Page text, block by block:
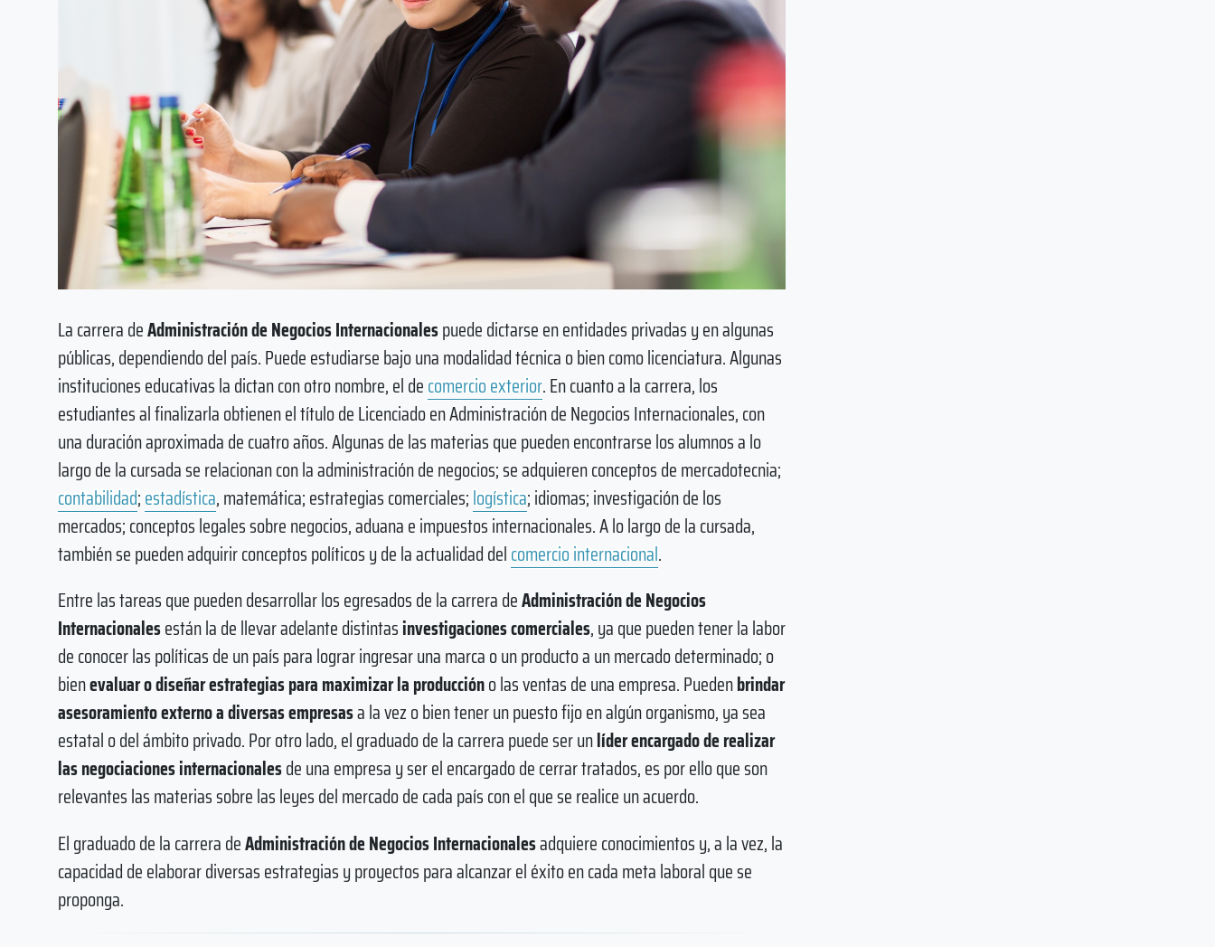
La carrera deAdministración de Negocios Internacionalespuede dictarse en entidades privadas y en algunas
públicas, dependiendo del país. Puede estudiarse bajo una modalidad técnica o bien como licenciatura. Algunas
instituciones educativas la dictan con otro nombre, el decomercio exterior. En cuanto a la carrera, los
estudiantes al finalizarla obtienen el título de Licenciado en Administración de Negocios Internacionales, con
una duración aproximada de cuatro años. Algunas de las materias que pueden encontrarse los alumnos a lo
largo de la cursada se relacionan con la administración de negocios; se adquieren conceptos de mercadotecnia;
contabilidad;estadística, matemática; estrategias comerciales;logística; idiomas; investigación de los
mercados; conceptos legales sobre negocios, aduana e impuestos internacionales. A lo largo de la cursada,
también se pueden adquirir conceptos políticos y de la actualidad delcomercio internacional.
Entre las tareas que pueden desarrollar los egresados de la carrera deAdministración de Negocios
Internacionalesestán la de llevar adelante distintasinvestigaciones comerciales, ya que pueden tener la labor
de conocer las políticas de un país para lograr ingresar una marca o un producto a un mercado determinado; o
bienevaluar o diseñar estrategias para maximizar la produccióno las ventas de una empresa. Puedenbrindar
asesoramiento externo a diversas empresasa la vez o bien tener un puesto fijo en algún organismo, ya sea
estatal o del ámbito privado. Por otro lado, el graduado de la carrera puede ser unlíder encargado de realizar
las negociaciones internacionalesde una empresa y ser el encargado de cerrar tratados, es por ello que son
relevantes las materias sobre las leyes del mercado de cada país con el que se realice un acuerdo.
El graduado de la carrera deAdministración de Negocios Internacionalesadquiere conocimientos y, a la vez, la
capacidad de elaborar diversas estrategias y proyectos para alcanzar el éxito en cada meta laboral que se
proponga.